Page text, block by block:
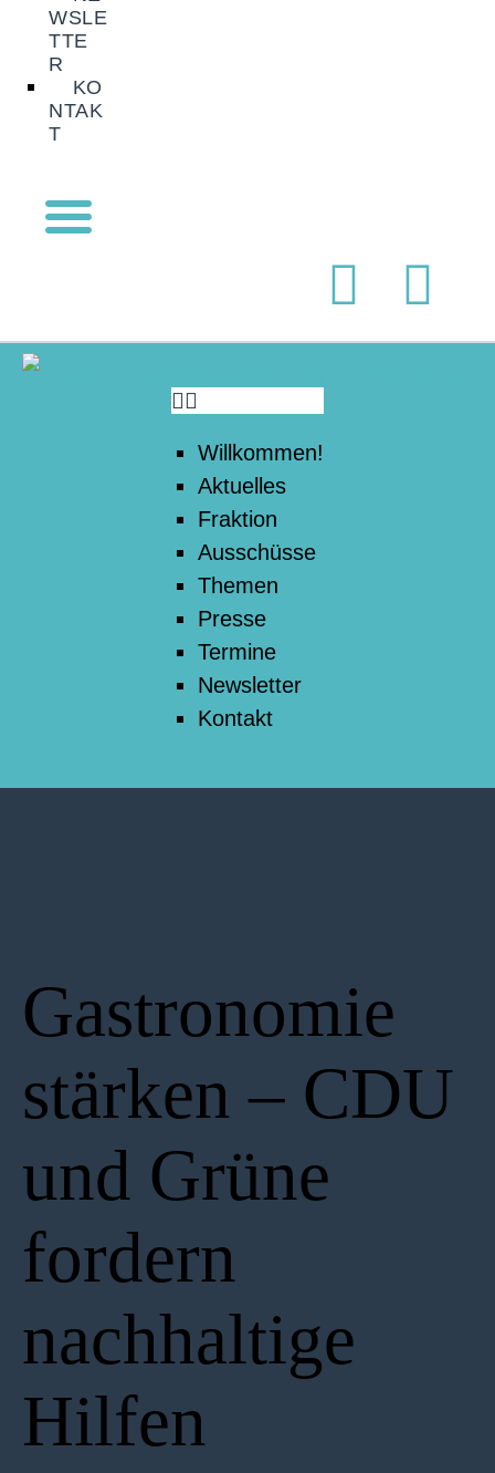
WSLE
TTE
R
KO
NTAK
T
Willkommen!
Aktuelles
Fraktion
Ausschüsse
Themen
Presse
Termine
Newsletter
Kontakt
Gastronomie
stärken – CDU
und Grüne
fordern
nachhaltige
Hilfen